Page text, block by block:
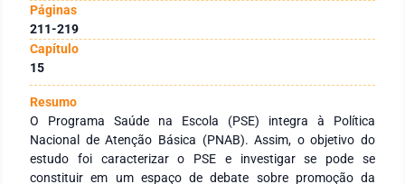
Páginas
211-219
Capítulo
15
Resumo
O Programa Saúde na Escola (PSE) integra à Política
Nacional de Atenção Básica (PNAB). Assim, o objetivo do
estudo foi caracterizar o PSE e investigar se pode se
constituir em um espaço de debate sobre promoção da